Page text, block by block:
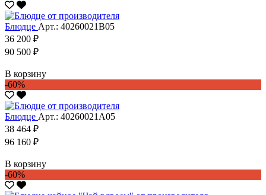
Блюдце Арт.: 40260021В05
36 200 ₽
90 500 ₽
В корзину
-60%
Блюдце Арт.: 40260021А05
38 464 ₽
96 160 ₽
В корзину
-60%